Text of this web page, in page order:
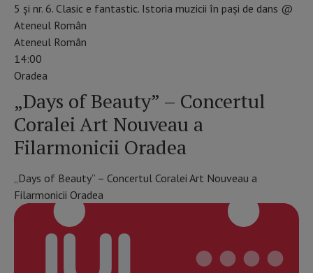
5 și nr. 6. Clasic e fantastic. Istoria muzicii în pași de dans @
Ateneul Român
Ateneul Român
14:00
Oradea
„Days of Beauty” – Concertul
Coralei Art Nouveau a
Filarmonicii Oradea
„Days of Beauty” – Concertul Coralei Art Nouveau a
Filarmonicii Oradea